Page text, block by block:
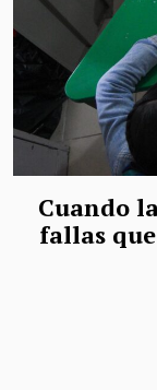
Cuando
fallas